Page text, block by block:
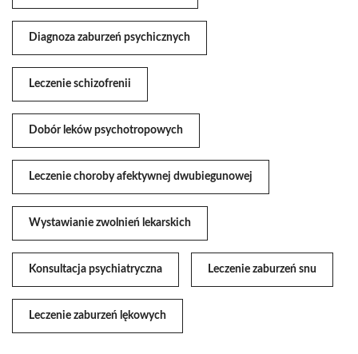
Diagnoza zaburzeń psychicznych
Leczenie schizofrenii
Dobór leków psychotropowych
Leczenie choroby afektywnej dwubiegunowej
Wystawianie zwolnień lekarskich
Konsultacja psychiatryczna Leczenie zaburzeń snu
Leczenie zaburzeń lękowych